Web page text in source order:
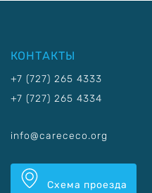
КОНТАКТЫ
+7 (727) 265 4333
+7 (727) 265 4334
info@carececo.org
Схема проезда